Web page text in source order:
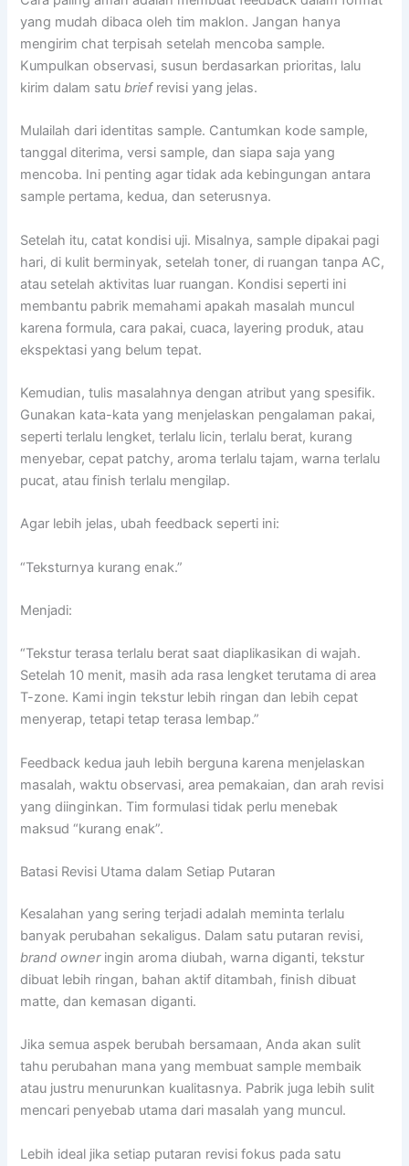
yang mudah dibaca oleh tim maklon. Jangan hanya
mengirim chat terpisah setelah mencoba sample.
Kumpulkan observasi, susun berdasarkan prioritas, lalu
kirim dalam satubriefrevisi yang jelas.
Mulailah dari identitas sample. Cantumkan kode sample,
tanggal diterima, versi sample, dan siapa saja yang
mencoba. Ini penting agar tidak ada kebingungan antara
sample pertama, kedua, dan seterusnya.
Setelah itu, catat kondisi uji. Misalnya, sample dipakai pagi
hari, di kulit berminyak, setelah toner, di ruangan tanpa AC,
atau setelah aktivitas luar ruangan. Kondisi seperti ini
membantu pabrik memahami apakah masalah muncul
karena formula, cara pakai, cuaca, layering produk, atau
ekspektasi yang belum tepat.
Kemudian, tulis masalahnya dengan atribut yang spesifik.
Gunakan kata-kata yang menjelaskan pengalaman pakai,
seperti terlalu lengket, terlalu licin, terlalu berat, kurang
menyebar, cepat patchy, aroma terlalu tajam, warna terlalu
pucat, atau finish terlalu mengilap.
Agar lebih jelas, ubah feedback seperti ini:
“Teksturnya kurang enak.”
Menjadi:
“Tekstur terasa terlalu berat saat diaplikasikan di wajah.
Setelah 10 menit, masih ada rasa lengket terutama di area
T-zone. Kami ingin tekstur lebih ringan dan lebih cepat
menyerap, tetapi tetap terasa lembap.”
Feedback kedua jauh lebih berguna karena menjelaskan
masalah, waktu observasi, area pemakaian, dan arah revisi
yang diinginkan. Tim formulasi tidak perlu menebak
maksud “kurang enak”.
Batasi Revisi Utama dalam Setiap Putaran
Kesalahan yang sering terjadi adalah meminta terlalu
banyak perubahan sekaligus. Dalam satu putaran revisi,
brand owneringin aroma diubah, warna diganti, tekstur
dibuat lebih ringan, bahan aktif ditambah, finish dibuat
matte, dan kemasan diganti.
Jika semua aspek berubah bersamaan, Anda akan sulit
tahu perubahan mana yang membuat sample membaik
atau justru menurunkan kualitasnya. Pabrik juga lebih sulit
mencari penyebab utama dari masalah yang muncul.
Lebih ideal jika setiap putaran revisi fokus pada satu